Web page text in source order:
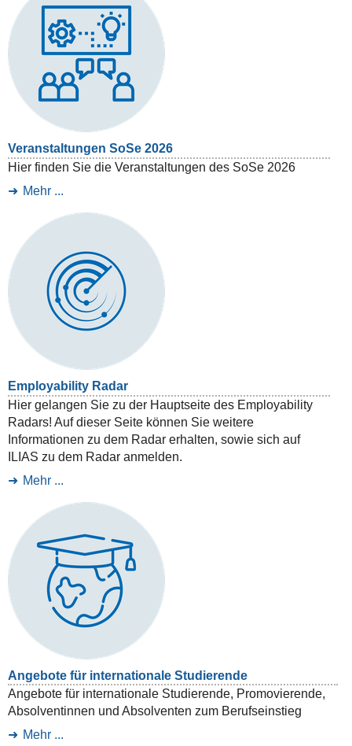
Veranstaltungen SoSe 2026
Hier finden Sie die Veranstaltungen des SoSe 2026
Mehr ...
Employability Radar
Hier gelangen Sie zu der Hauptseite des Employability
Radars! Auf dieser Seite können Sie weitere
Informationen zu dem Radar erhalten, sowie sich auf
ILIAS zu dem Radar anmelden.
Mehr ...
Angebote für internationale Studierende
Angebote für internationale Studierende, Promovierende,
Absolventinnen und Absolventen zum Berufseinstieg
Mehr ...